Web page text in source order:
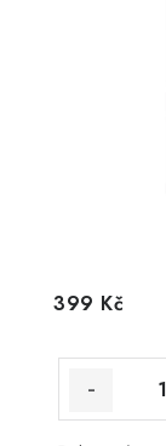
399 Kč